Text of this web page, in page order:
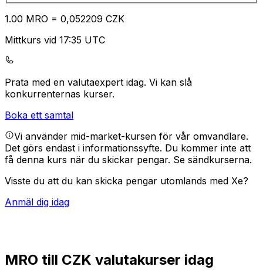
1.00 MRO = 0,052209 CZK
Mittkurs vid 17:35 UTC
Prata med en valutaexpert idag. Vi kan slå
konkurrenternas kurser.
Boka ett samtal
Vi använder mid-market-kursen för vår omvandlare.
Det görs endast i informationssyfte. Du kommer inte att
få denna kurs när du skickar pengar. Se sändkurserna.
Visste du att du kan skicka pengar utomlands med Xe?
Anmäl dig idag
MRO till CZK valutakurser idag